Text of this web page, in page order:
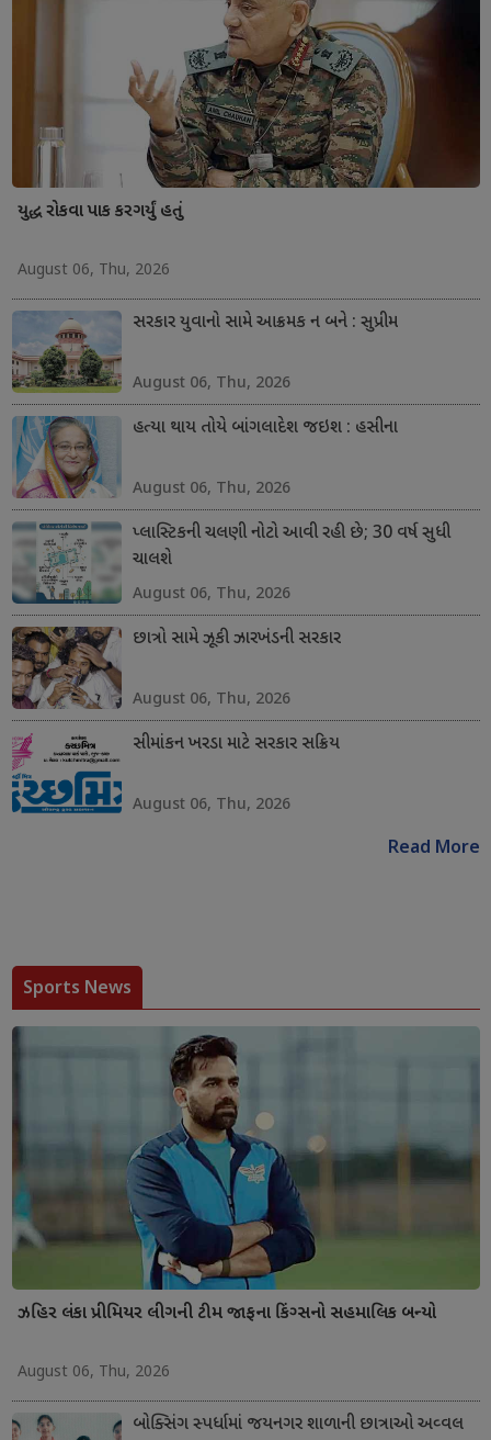
યુદ્ધ રોકવા પાક કરગર્યું હતું
August 06, Thu, 2026
સરકાર યુવાનો સામે આક્રમક ન બને : સુપ્રીમ
August 06, Thu, 2026
હત્યા થાય તોયે બાંગલાદેશ જઇશ : હસીના
August 06, Thu, 2026
પ્લાસ્ટિકની ચલણી નોટો આવી રહી છે; 30 વર્ષ સુધી
ચાલશે
August 06, Thu, 2026
છાત્રો સામે ઝૂકી ઝારખંડની સરકાર
August 06, Thu, 2026
સીમાંકન ખરડા માટે સરકાર સક્રિય
August 06, Thu, 2026
Read More
Sports News
ઝહિર લંકા પ્રીમિયર લીગની ટીમ જાફના કિંગ્સનો સહમાલિક બન્યો
August 06, Thu, 2026
બોક્સિંગ સ્પર્ધામાં જયનગર શાળાની છાત્રાઓ અવ્વલ